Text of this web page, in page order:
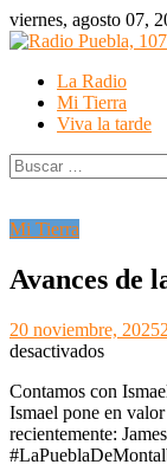
Skip
to
viernes, agosto 07,
La Radio
Mi Tierra
Viva la tarde
Buscar:
Mi Tierra
Avances de
20 noviembre, 2025
desactivadosen
de
la
Ciencia
(20/11/
Contamos con
Ismael pone en
recientemente: